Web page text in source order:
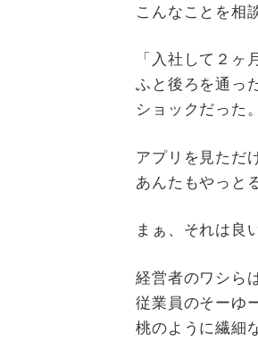
こんなことを相
「入社して２ヶ
ふと後ろを通っ
ショックだった
アプリを見ただ
あんたもやっと
まぁ、それは良
経営者のワシら
従業員のそーゆ
桃のように繊細